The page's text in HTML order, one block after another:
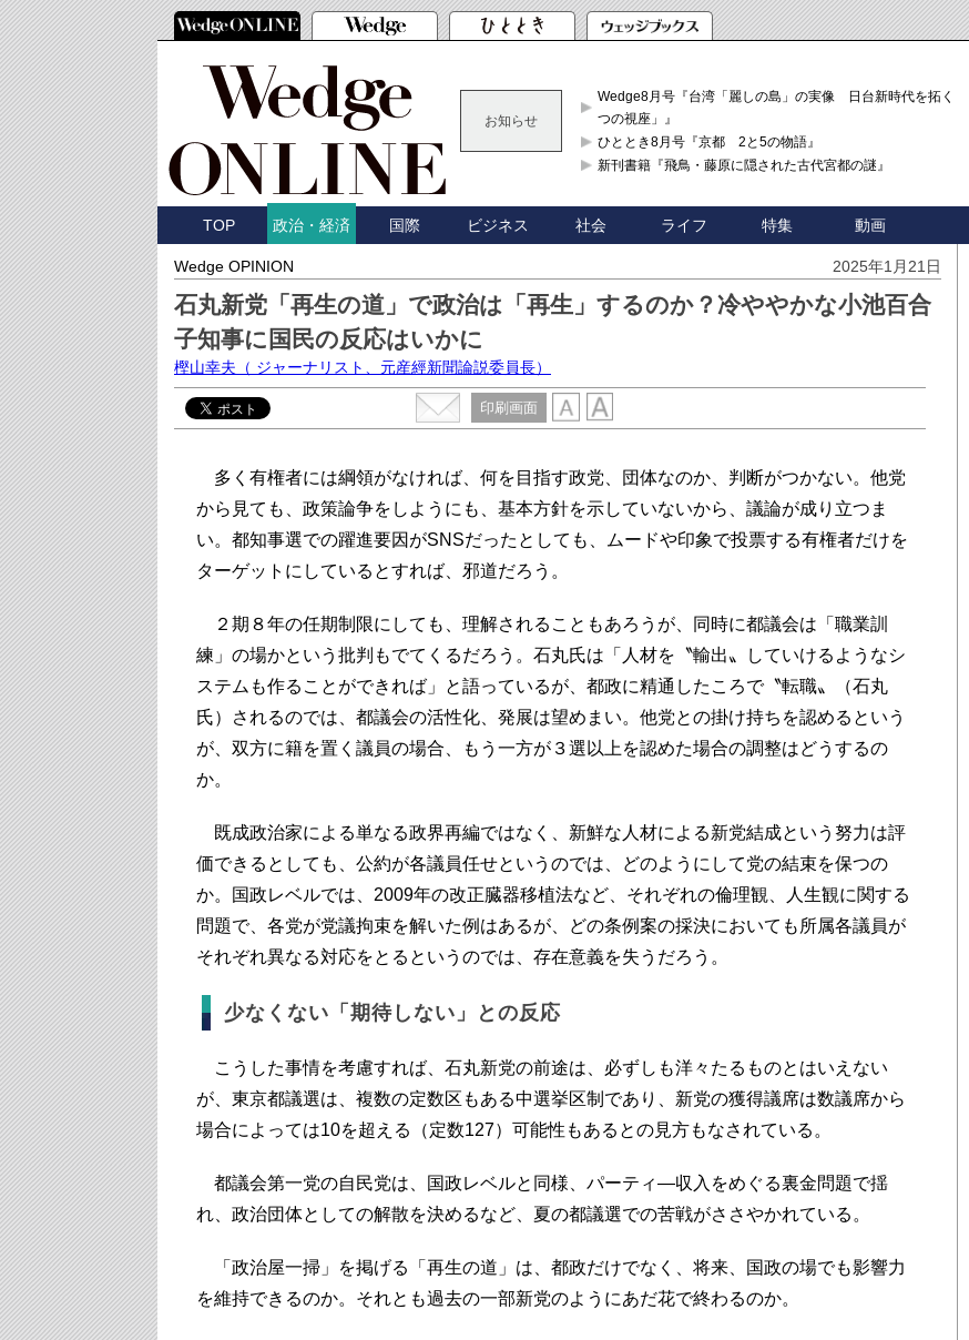
お知らせ
Wedge8月号『台湾「麗しの島」の実像 日台新時代を拓く「3
つの視座」』
ひととき8月号『京都 2と5の物語』
新刊書籍『飛鳥・藤原に隠された古代宮都の謎』
TOP 政治・経済 国際 ビジネス 社会 ライフ 特集 動画
Wedge OPINION 2025年1月21日
石丸新党「再生の道」で政治は「再生」するのか？冷ややかな小池百合
子知事に国民の反応はいかに
樫山幸夫 （ ジャーナリスト、元産經新聞論説委員長）
印刷画面
多く有権者には綱領がなければ、何を目指す政党、団体なのか、判断がつかない。他党
から見ても、政策論争をしようにも、基本方針を示していないから、議論が成り立つま
い。都知事選での躍進要因がSNSだったとしても、ムードや印象で投票する有権者だけを
ターゲットにしているとすれば、邪道だろう。
２期８年の任期制限にしても、理解されることもあろうが、同時に都議会は「職業訓
練」の場かという批判もでてくるだろう。石丸氏は「人材を〝輸出〟していけるようなシ
ステムも作ることができれば」と語っているが、都政に精通したころで〝転職〟（石丸
氏）されるのでは、都議会の活性化、発展は望めまい。他党との掛け持ちを認めるという
が、双方に籍を置く議員の場合、もう一方が３選以上を認めた場合の調整はどうするの
か。
既成政治家による単なる政界再編ではなく、新鮮な人材による新党結成という努力は評
価できるとしても、公約が各議員任せというのでは、どのようにして党の結束を保つの
か。国政レベルでは、2009年の改正臓器移植法など、それぞれの倫理観、人生観に関する
問題で、各党が党議拘束を解いた例はあるが、どの条例案の採決においても所属各議員が
それぞれ異なる対応をとるというのでは、存在意義を失うだろう。
少なくない「期待しない」との反応
こうした事情を考慮すれば、石丸新党の前途は、必ずしも洋々たるものとはいえない
が、東京都議選は、複数の定数区もある中選挙区制であり、新党の獲得議席は数議席から
場合によっては10を超える（定数127）可能性もあるとの見方もなされている。
都議会第一党の自民党は、国政レベルと同様、パーティ―収入をめぐる裏金問題で揺
れ、政治団体としての解散を決めるなど、夏の都議選での苦戦がささやかれている。
「政治屋一掃」を掲げる「再生の道」は、都政だけでなく、将来、国政の場でも影響力
を維持できるのか。それとも過去の一部新党のようにあだ花で終わるのか。